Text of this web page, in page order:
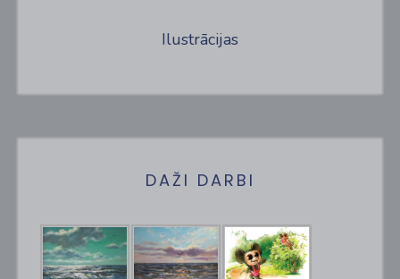
Ilustrācijas
DAŽI DARBI